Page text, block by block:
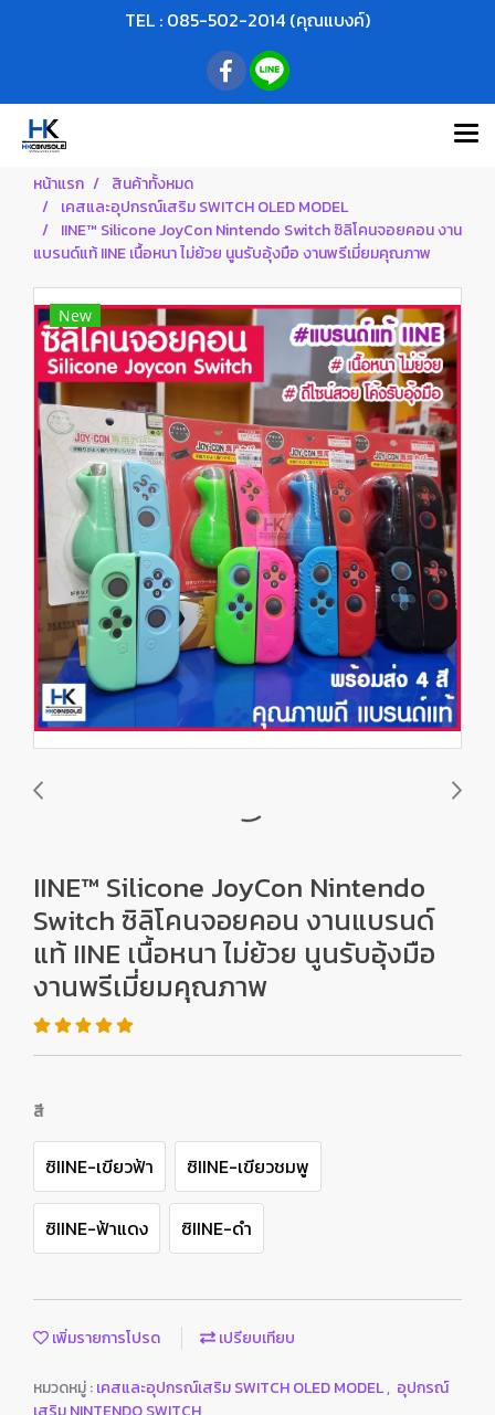
TEL : 085-502-2014 (คุณแบงค์)
หน้าแรก
สินค้าทั้งหมด
เคสและอุปกรณ์เสริม SWITCH OLED MODEL
IINE™ Silicone JoyCon Nintendo Switch ซิลิโคนจอยคอน งาน
แบรนด์แท้ IINE เนื้อหนา ไม่ย้วย นูนรับอุ้งมือ งานพรีเมี่ยมคุณภาพ
New
IINE™ Silicone JoyCon Nintendo
Switch ซิลิโคนจอยคอน งานแบรนด์
แท้ IINE เนื้อหนา ไม่ย้วย นูนรับอุ้งมือ
งานพรีเมี่ยมคุณภาพ
สี
ซิIINE-เขียวฟ้า ซิIINE-เขียวชมพู
ซิIINE-ฟ้าแดง ซิIINE-ดำ
เพิ่มรายการโปรด เปรียบเทียบ
หมวดหมู่ :เคสและอุปกรณ์เสริม SWITCH OLED MODEL, อุปกรณ์